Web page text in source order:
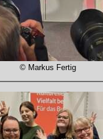
© Markus Fertig